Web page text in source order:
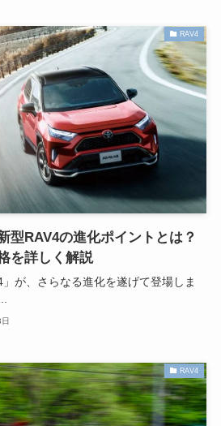
RAV4
型RAV4の進化ポイントとは？
を詳しく解説
」が、さらなる進化を遂げて登場しま
RAV4